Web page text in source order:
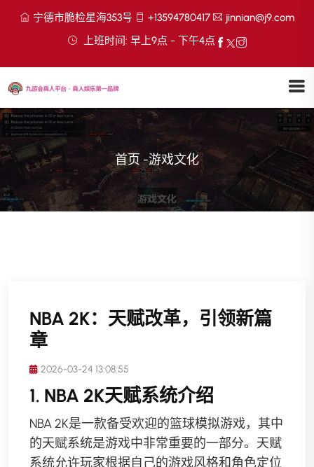
宁德市脆检星海353号 +13594780417
jinnian@j9.com
上班时间: 早上9点 - 下午4点
首页-游戏文化
NBA 2K：天赋改革，引领新篇
章
2026-03-24 13:08:55
1. NBA 2K天赋系统介绍
NBA 2K是一款备受欢迎的篮球模拟游戏，其中
的天赋系统是游戏中非常重要的一部分。天赋
系统允许玩家根据自己的游戏风格和角色定位